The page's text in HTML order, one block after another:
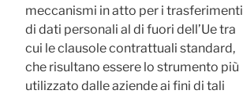
meccanismi in atto per i trasferimenti
di dati personali al di fuori dell’Ue tra
cui le clausole contrattuali standard,
che risultano essere lo strumento più
utilizzato dalle aziende ai fini di tali